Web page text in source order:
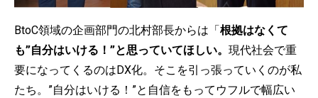
BtoC領域の企画部門の北村部長からは「根拠はなくて
も”自分はいける！”と思っていてほしい。 現代社会で重
要になってくるのはDX化。そこを引っ張っていくのが私
たち。”自分はいける！”と自信をもってウフルで幅広い